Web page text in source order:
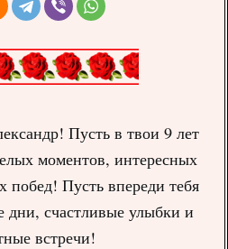
Пусть в твои 9 лет
моментов, интересных
побед! Пусть впереди тебя
дни, счастливые улыбки и
встречи!